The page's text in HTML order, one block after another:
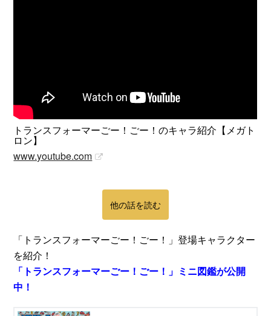
トランスフォーマーごー！ごー！のキャラ紹介【メガト
ロン】
www.youtube.com
他の話を読む
「トランスフォーマーごー！ごー！」登場キャラクター
を紹介！
「トランスフォーマーごー！ごー！」ミニ図鑑が公開
中！